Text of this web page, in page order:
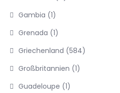
Gambia (1)
Grenada (1)
Griechenland (584)
Großbritannien (1)
Guadeloupe (1)